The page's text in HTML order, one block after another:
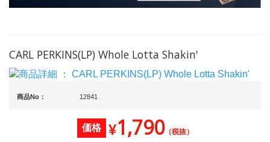
CARL PERKINS(LP) Whole Lotta Shakin'
商品No： 12841
価格 ¥1,790（税抜）